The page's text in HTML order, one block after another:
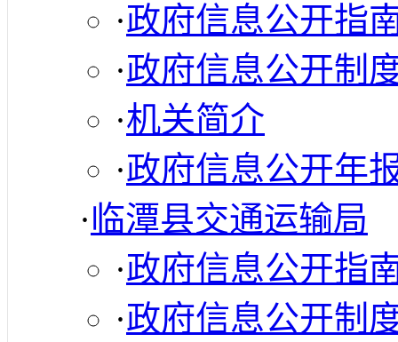
·政府信息公开指
·政府信息公开制
·机关简介
·政府信息公开年
·临潭县交通运输局
·政府信息公开指
·政府信息公开制